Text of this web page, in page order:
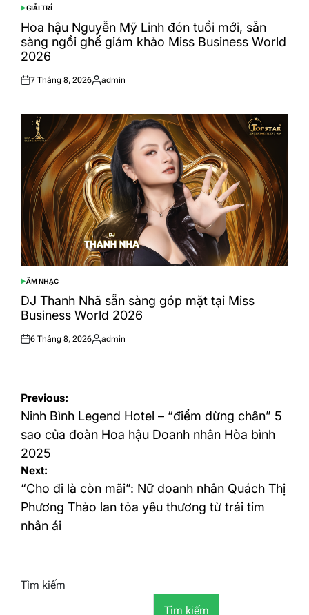
POSTED
IN
GIẢI TRÍ
Hoa hậu Nguyễn Mỹ Linh đón tuổi mới, sẵn
sàng ngồi ghế giám khảo Miss Business World
2026
Posted
7 Tháng 8, 2026
Posted
admin
POSTED
IN
ÂM NHẠC
DJ Thanh Nhã sẵn sàng góp mặt tại Miss
Business World 2026
Posted
6 Tháng 8, 2026
Posted
admin
Điều
hướng
bài
viết
Previous:
Ninh Bình Legend Hotel – “điểm dừng chân” 5
sao của đoàn Hoa hậu Doanh nhân Hòa bình
2025
Next:
“Cho đi là còn mãi”: Nữ doanh nhân Quách Thị
Phương Thảo lan tỏa yêu thương từ trái tim
nhân ái
Tìm kiếm
Tìm kiếm